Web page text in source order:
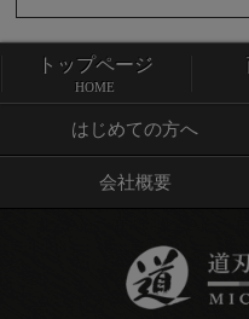
トップページ
はじめての方へ
会社概要
トップページ
HOME